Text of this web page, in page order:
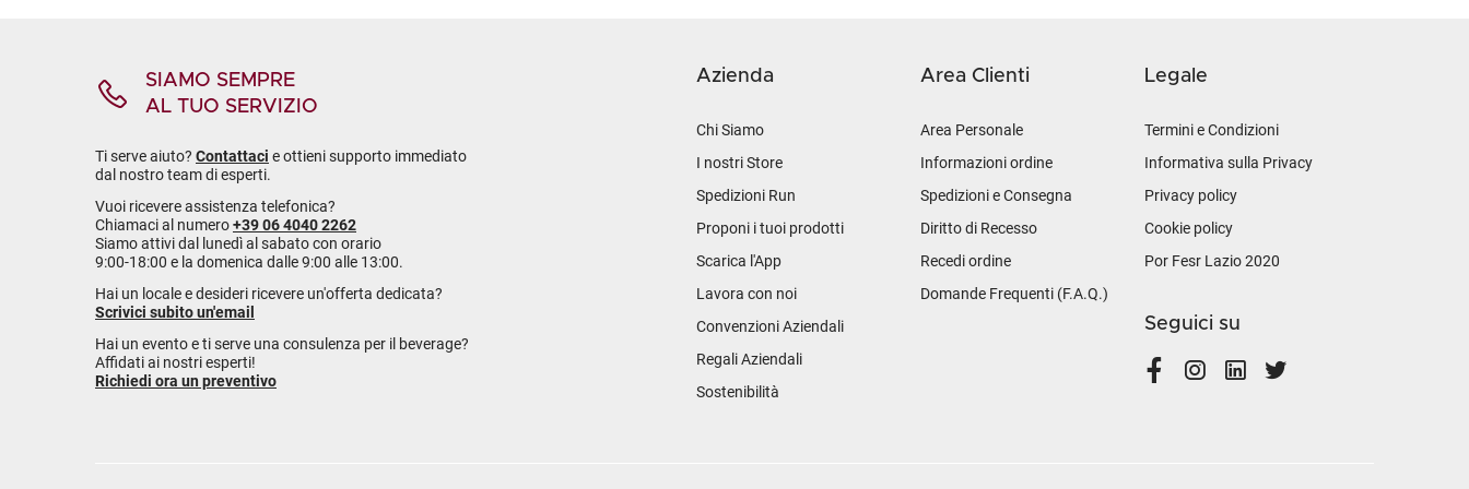
SIAMO SEMPRE
AL TUO SERVIZIO
Ti serve aiuto? Contattaci e ottieni supporto immediato
dal nostro team di esperti.
Vuoi ricevere assistenza telefonica?
Chiamaci al numero+39 06 4040 2262
Siamo attivi dal lunedì al sabato con orario
9:00-18:00 e la domenica dalle 9:00 alle 13:00.
Hai un locale e desideri ricevere un'offerta dedicata?
Scrivici subito un'email
Hai un evento e ti serve una consulenza per il beverage?
Affidati ai nostri esperti!
Richiedi ora un preventivo
Azienda
Chi Siamo
I nostri Store
Spedizioni Run
Proponi i tuoi prodotti
Scarica l'App
Lavora con noi
Convenzioni Aziendali
Regali Aziendali
Sostenibilità
Area Clienti
Area Personale
Informazioni ordine
Spedizioni e Consegna
Diritto di Recesso
Recedi ordine
Domande Frequenti (F.A.Q.)
Legale
Termini e Condizioni
Informativa sulla Privacy
Privacy policy
Cookie policy
Por Fesr Lazio 2020
Seguici su